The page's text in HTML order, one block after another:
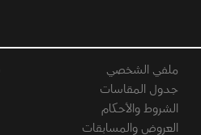
ملفي الشخصي
جدول المقاسات
الشروط والأحكام
العروض والمسابقات